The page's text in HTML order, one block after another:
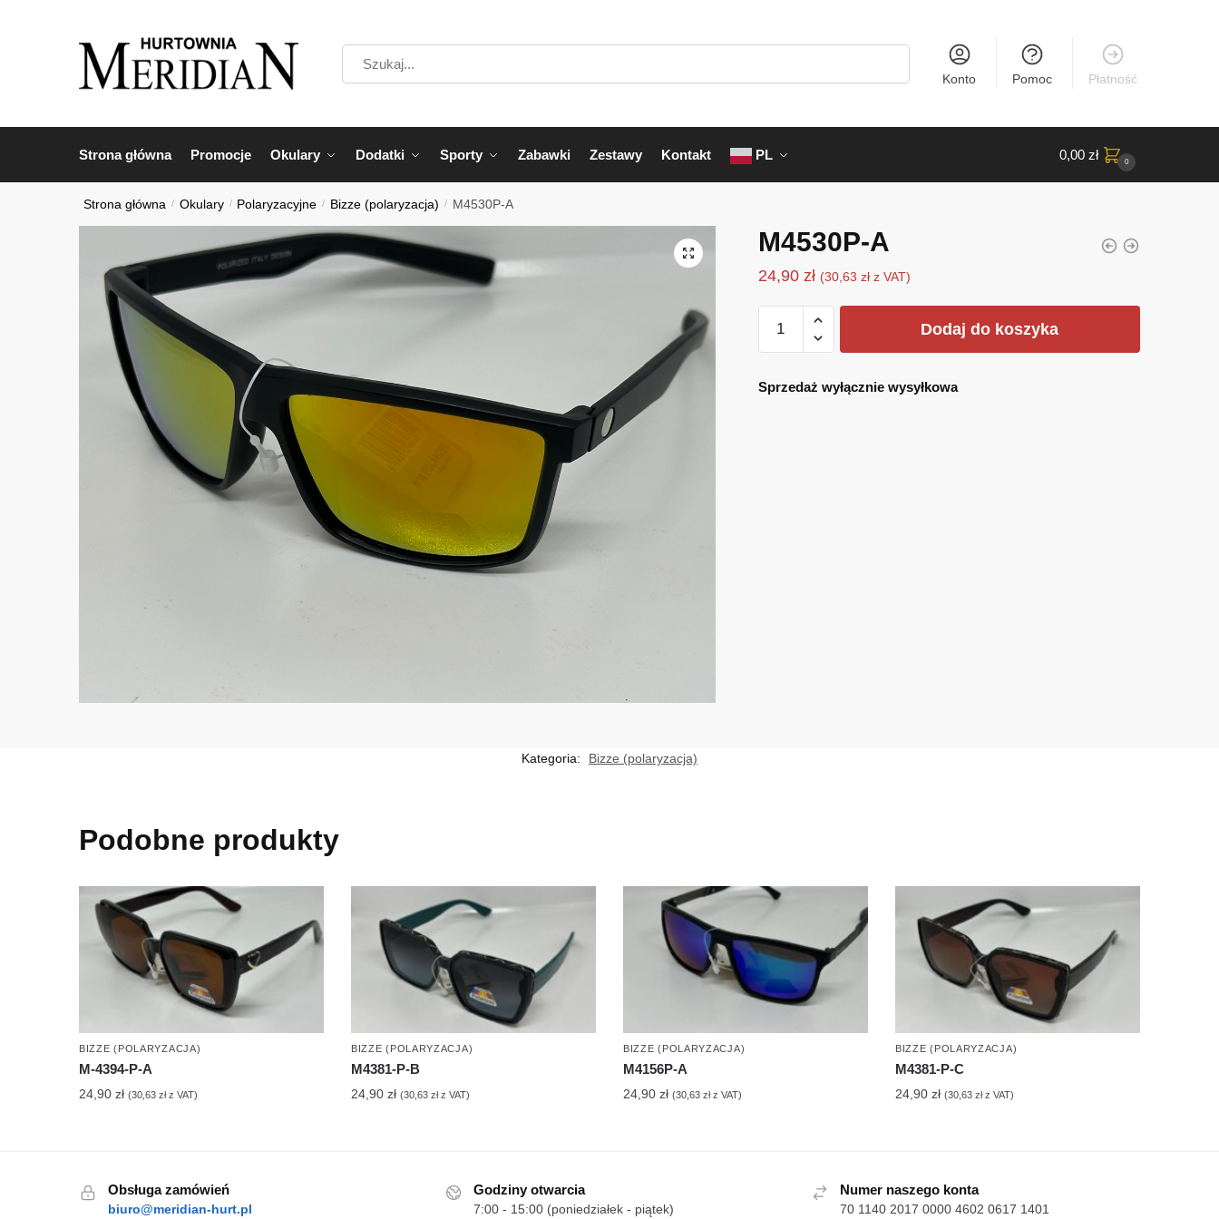
Konto Pomoc Płatność
Strona główna Promocje Okulary Dodatki Sporty Zabawki Zestawy Kontakt PL 0,00 zł 0
Strona główna / Okulary / Polaryzacyjne / Bizze (polaryzacja) / M4530P-A
M4530P-A
24,90 zł (30,63 złz VAT)
M4530P-
Dodaj do koszyka
Sprzedaż wyłącznie wysyłkowa
Kategoria: Bizze (polaryzacja)
Podobne produkty
BIZZE (POLARYZACJA)
M-4394-P-A
24,90zł (30,63złz VAT)
BIZZE (POLARYZACJA)
M4381-P-B
24,90 zł (30,63 złz VAT)
BIZZE (POLARYZACJA)
M4156P-A
24,90 zł (30,63 złz VAT)
BIZZE (POLARYZACJA)
M4381-P-C
24,90 zł (30,63 złz VAT)
Obsługa zamówień
biuro@meridian-hurt.pl
Godziny otwarcia
7:00 - 15:00 (poniedziałek - piątek)
Numer naszego konta
70 1140 2017 0000 4602 0617 1401